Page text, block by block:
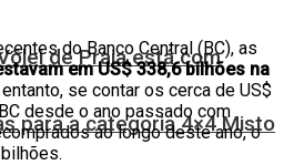
de Praia está com
para a categoria 4×4 Misto
do Banco Central (BC), as
em US$ 338,6 bilhões na
entanto, se contar os cerca de US$
desde o ano passado com
ao longo deste ano, o